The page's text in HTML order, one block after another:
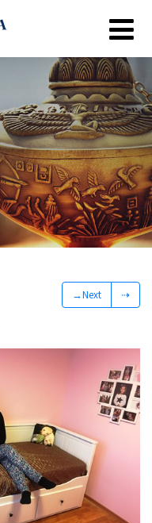
→Next ⇢